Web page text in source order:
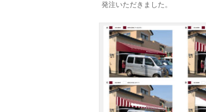
発注いただきました。